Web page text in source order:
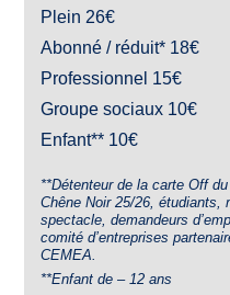
Plein 26€
Abonné / réduit* 18€
Professionnel 15€
Groupe sociaux 10€
Enfant** 10€
**Détenteur de la carte Off
Chêne Noir 25/26, étudiants,
spectacle, demandeurs
comité d’entreprises
CEMEA.
**Enfant de – 12 ans